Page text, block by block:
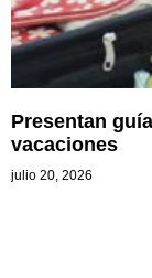
Presentan
vacaciones
julio 20, 2026